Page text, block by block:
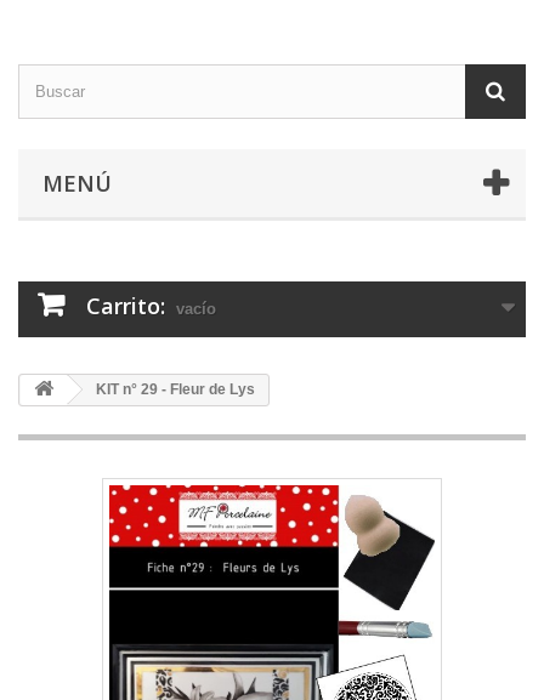
MENÚ
Carrito: vacío
KIT n° 29 - Fleur de Lys